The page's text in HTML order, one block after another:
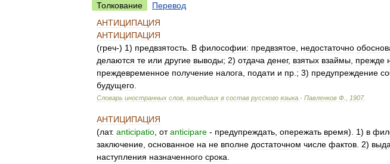
Толкование
Перевод
АНТИЦИПАЦИЯ
АНТИЦИПАЦИЯ
(греч-) 1) предвзятость В философии: предвзятое недостаточно
делаются те или другие выводы; 2) отдача денег, взятых взаймы прежде
преждевременное получение налога подати и пр .; 3) предупреждение
будущего
Словарь иностранных слов вошедших в состав русского языка .- Павленков Ф 1907.
АНТИЦИПАЦИЯ
(лат. anticipatio от anticipare - предупреждать опережать время). 1) в
заключение основанное на не вполне достаточном числе фактов 2)
наступления назначенного срока